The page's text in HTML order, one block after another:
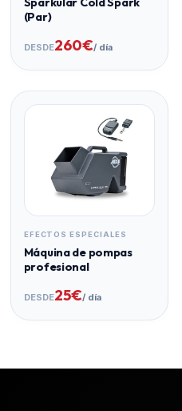
(Par)
DESDE260€/ día
EFECTOS ESPECIALES
Máquina de pompas
profesional
DESDE25€/ día